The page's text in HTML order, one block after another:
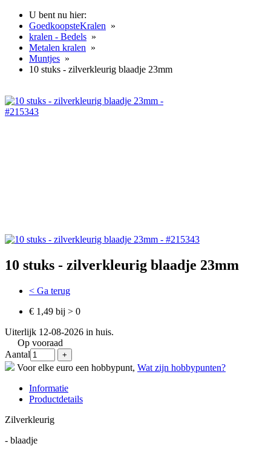
U bent nu hier:
GoedkoopsteKralen »
kralen - Bedels »
Metalen kralen »
Muntjes »
10 stuks - zilverkleurig blaadje 23mm
10 stuks - zilverkleurig blaadje 23mm
< Ga terug
€ 1,49 bij > 0
Uiterlijk 12-08-2026 in huis.
Op vooraad
Aantal
Voor elke euro een hobbypunt, Wat zijn hobbypunten?
Informatie
Productdetails
Zilverkleurig
- blaadje